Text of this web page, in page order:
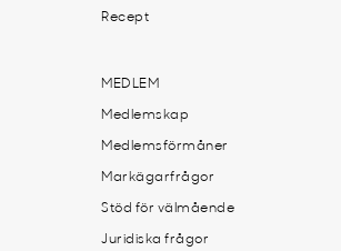
Recept
MEDLEM
Medlemskap
Medlemsförmåner
Markägarfrågor
Stöd för välmående
Juridiska frågor